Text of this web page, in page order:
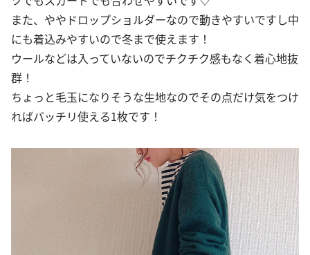
また、ややドロップショルダーなので動きやすいですし中
にも着込みやすいので冬まで使えます！
ウールなどは入っていないのでチクチク感もなく着心地抜
群！
ちょっと毛玉になりそうな生地なのでその点だけ気をつけ
ればバッチリ使える1枚です！